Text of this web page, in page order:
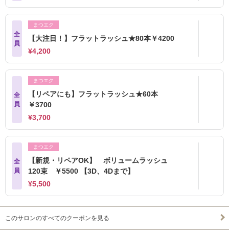
全
員
まつエク
【大注目！】フラットラッシュ★80本￥4200
¥4,200
全
員
まつエク
【リペアにも】フラットラッシュ★60本
￥3700
¥3,700
全
員
まつエク
【新規・リペアOK】 ボリュームラッシュ
120束 ￥5500 【3D、4Dまで】
¥5,500
このサロンのすべてのクーポンを見る